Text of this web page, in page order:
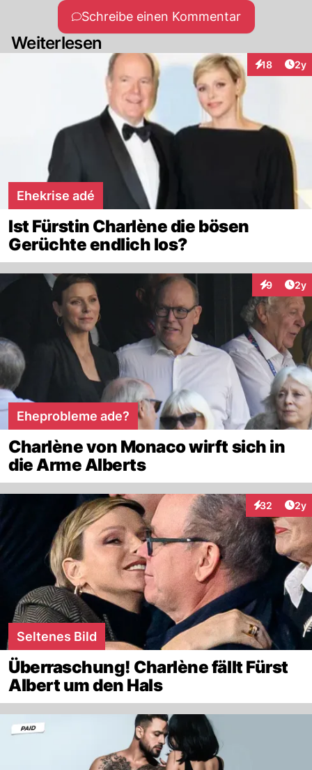
Schreibe einen Kommentar
Weiterlesen
18 2y
Ehekrise adé
Ist Fürstin Charlène die bösen
Gerüchte endlich los?
9 2y
Eheprobleme ade?
Charlène von Monaco wirft sich in
die Arme Alberts
32
Interaktionen
2y
Seltenes Bild
Überraschung! Charlène fällt Fürst
Albert um den Hals